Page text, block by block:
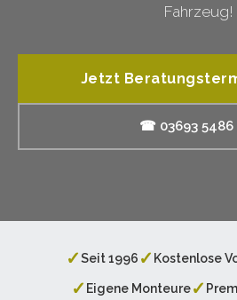
Fahrzeug!
Jetzt
☎ 03693 5486
✓Seit 1996 ✓ Kostenlose
✓ Eigene Monteure✓